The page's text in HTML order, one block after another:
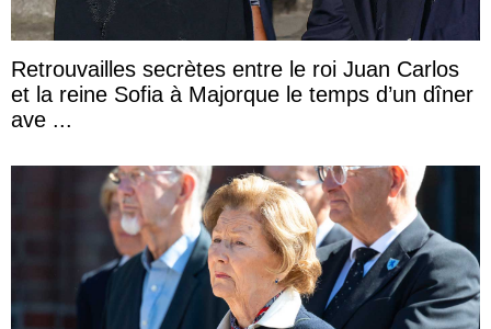
Retrouvailles secrètes entre le roi Juan Carlos
et la reine Sofia à Majorque le temps d’un dîner
ave ...